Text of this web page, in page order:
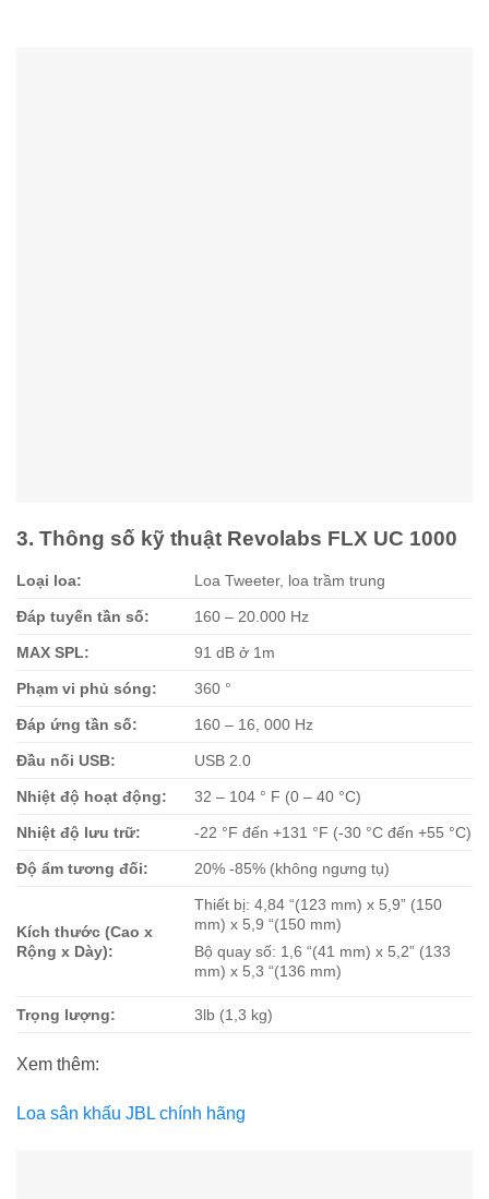
3. Thông số kỹ thuật Revolabs FLX UC 1000
Loại loa: Loa Tweeter, loa trầm trung
Đáp tuyến tần số: 160 – 20.000 Hz
MAX SPL: 91 dB ở 1m
Phạm vi phủ sóng: 360 °
Đáp ứng tần số: 160 – 16, 000 Hz
Đầu nối USB: USB 2.0
Nhiệt độ hoạt động: 32 – 104 ° F (0 – 40 °C)
Nhiệt độ lưu trữ: -22 °F đến +131 °F (-30 °C đến +55 °C)
Độ ẩm tương đối: 20% -85% (không ngưng tụ)
Kích thước (Cao x
Rộng x Dày):
Thiết bị: 4,84 “(123 mm) x 5,9” (150
mm) x 5,9 “(150 mm)
Bộ quay số: 1,6 “(41 mm) x 5,2” (133
mm) x 5,3 “(136 mm)
Trọng lượng: 3lb (1,3 kg)
Xem thêm:
Loa sân khấu JBL chính hãng